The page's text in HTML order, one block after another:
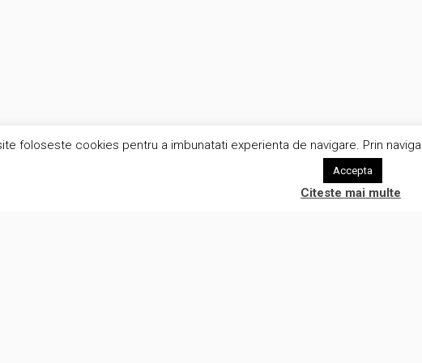
foloseste cookies pentru a imbunatati experienta de navigare. Prin
Accepta
Citeste mai multe